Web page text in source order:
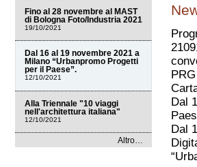
Fino al 28 novembre al MAST
di Bologna Foto/Industria 2021
19/10/2021
Dal 16 al 19 novembre 2021 a
Milano “Urbanpromo Progetti
per il Paese”.
12/10/2021
Alla Triennale "10 viaggi
nell'architettura italiana"
12/10/2021
dal
Altro…
PRG
Dal
Dal